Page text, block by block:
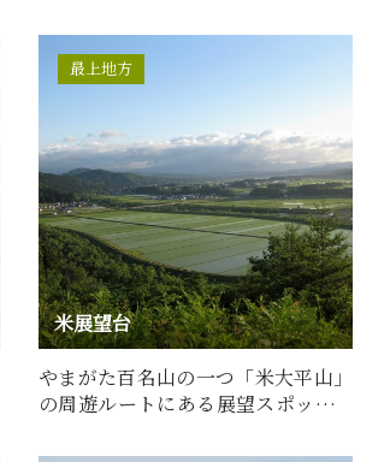
米展望台
最上地方
やまがた百名山の一つ「米大平山」
の周遊ルートにある展望スポット。